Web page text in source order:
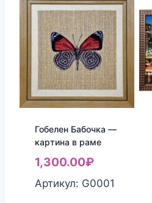
Гобелен Бабочка —
картина в раме
1,300.00₽
Артикул: G0001